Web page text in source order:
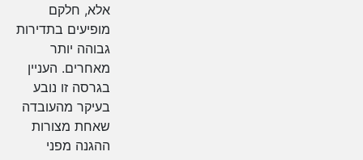
אלא, חלקם
מופיעים בתדירות
גבוהה יותר
מאחרים. העניין
בגרסה זו נובע
בעיקר מהעובדה
שאחת מצורות
ההגנה מפני